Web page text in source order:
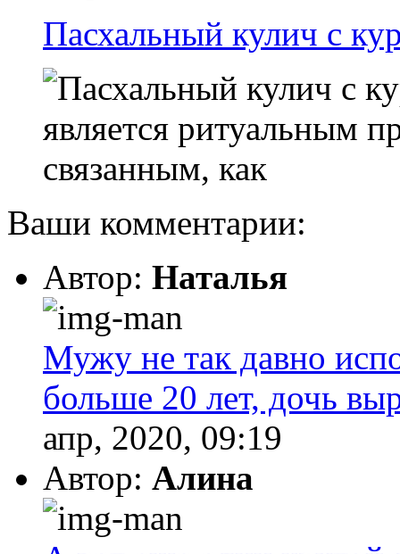
Пасхальный кулич с
является ритуальным
связанным, как
Ваши комментарии:
Автор: Наталья
Мужу не так давно
больше 20 лет, дочь
апр, 2020, 09:19
Автор: Алина